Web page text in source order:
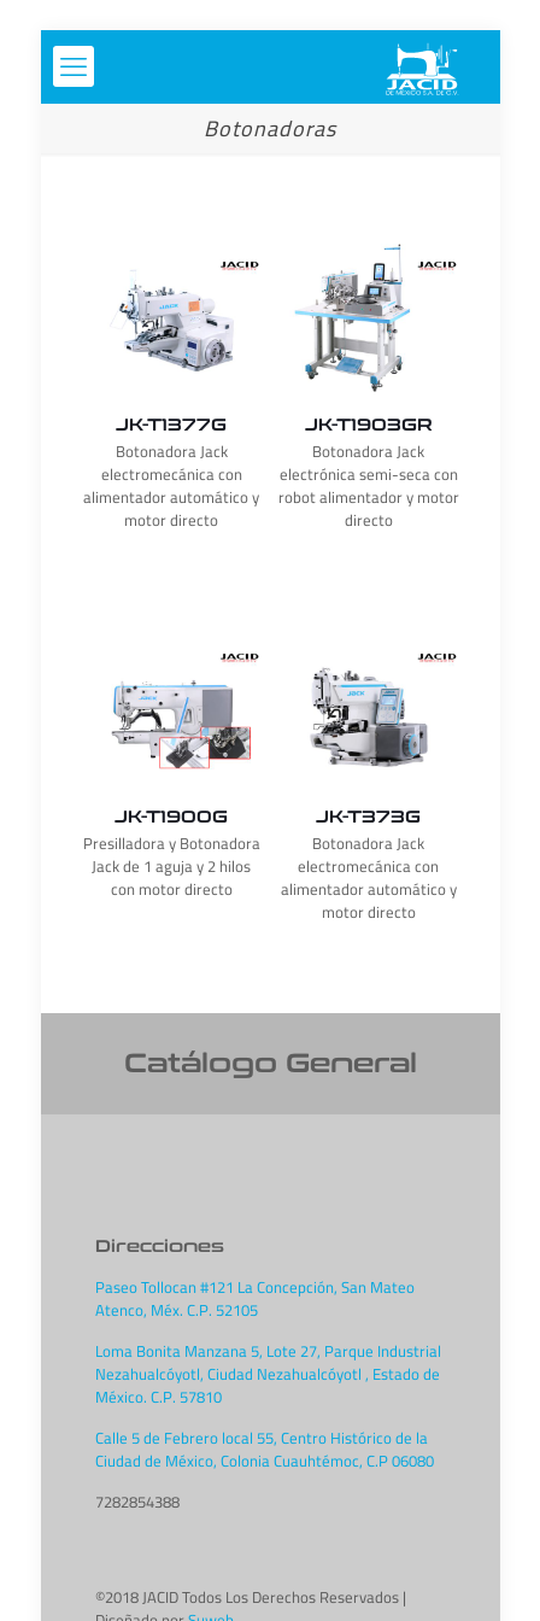
Botonadoras
JK-T1377G
Botonadora Jack
electromecánica con
alimentador automático y
motor directo
JK-T1903GR
Botonadora Jack
electrónica semi-seca con
robot alimentador y motor
directo
JK-T1900G
Presilladora y Botonadora
Jack de 1 aguja y 2 hilos
con motor directo
JK-T373G
Botonadora Jack
electromecánica con
alimentador automático y
motor directo
Catálogo General
Direcciones
Paseo Tollocan #121 La Concepción, San Mateo
Atenco, Méx. C.P. 52105
Loma Bonita Manzana 5, Lote 27, Parque Industrial
Nezahualcóyotl, Ciudad Nezahualcóyotl , Estado de
México. C.P. 57810
Calle 5 de Febrero local 55, Centro Histórico de la
Ciudad de México, Colonia Cuauhtémoc, C.P 06080
7282854388
©2018 JACID Todos Los Derechos Reservados |